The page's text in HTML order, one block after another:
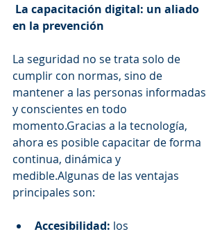
La capacitación digital: un aliado
en la prevención
La seguridad no se trata solo de
cumplir con normas, sino de
mantener a las personas informadas
y conscientes en todo
momento.Gracias a la tecnología,
ahora es posible capacitar de forma
continua, dinámica y
medible.Algunas de las ventajas
principales son:
Accesibilidad: los